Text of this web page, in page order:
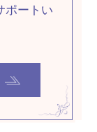
ポートい